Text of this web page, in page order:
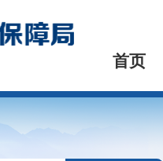
首页